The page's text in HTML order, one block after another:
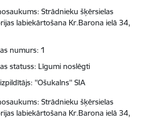
Strādnieku šķērsielas
labiekārtošana Kr.Barona ielā 34,
numurs: 1
statuss: Līgumi noslēgti
''Ošukalns'' SIA
Strādnieku šķērsielas
labiekārtošana Kr.Barona ielā 34,